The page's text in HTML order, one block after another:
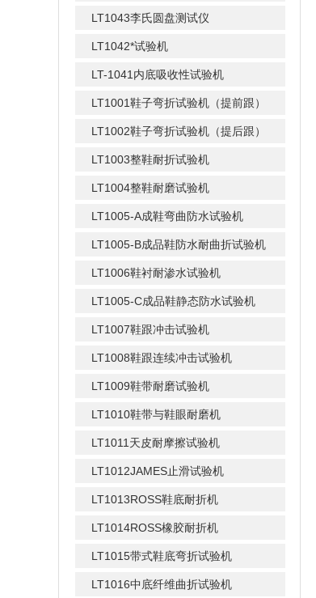
LT1043李氏圆盘测试仪
LT1042*试验机
LT-1041内底吸收性试验机
LT1001鞋子弯折试验机（提前跟）
LT1002鞋子弯折试验机（提后跟）
LT1003整鞋耐折试验机
LT1004整鞋耐磨试验机
LT1005-A成鞋弯曲防水试验机
LT1005-B成品鞋防水耐曲折试验机
LT1006鞋衬耐渗水试验机
LT1005-C成品鞋静态防水试验机
LT1007鞋跟冲击试验机
LT1008鞋跟连续冲击试验机
LT1009鞋带耐磨试验机
LT1010鞋带与鞋眼耐磨机
LT1011天皮耐摩擦试验机
LT1012JAMES止滑试验机
LT1013ROSS鞋底耐折机
LT1014ROSS橡胶耐折机
LT1015带式鞋底弯折试验机
LT1016中底纤维曲折试验机